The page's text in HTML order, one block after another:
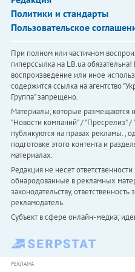
Политики и стандарты
Пользовательское
При полном или частичном
гиперссылка на LB.ua
воспроизведение или иное
содержится ссылка на агентство
Группа" запрещено.
Материалы, которые размещаются
"Новости компаний" / "Пресрелиз"
публикуются на правах рекламы. ,
подготовке этого контента и
материалах.
Редакция не несет
обнародованные в рекламных
законодательству,
рекламодатель.
Субъект в сфере онлайн-медиа;
РЕКЛАМА